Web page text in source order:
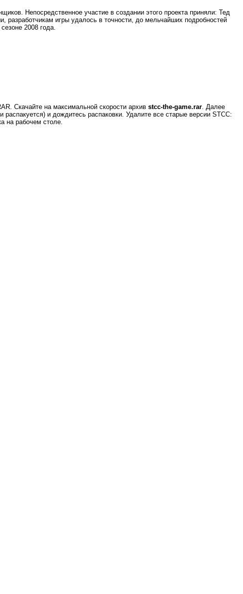
Непосредственное участие в создании этого проекта приняли: Тед
игры удалось в точности, до мельчайших подробностей
2008 года.
Скачайте на максимальной скорости архив stcc-the-game.rar . Далее
и дождитесь распаковки. Удалите все старые версии STCC:
на рабочем столе.